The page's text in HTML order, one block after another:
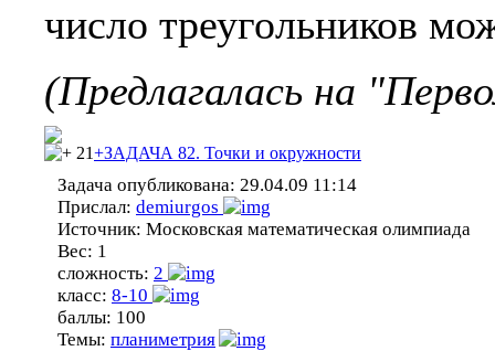
число треугольников
(Предлагалась на
21+ЗАДАЧА 82. Точки и окружности
Задача опубликована: 29.04.09 11:14
Прислал: demiurgos
Источник: Московская математическая олимпиада
Вес: 1
сложность: 2
класс: 8-10
баллы: 100
Темы: планиметрия